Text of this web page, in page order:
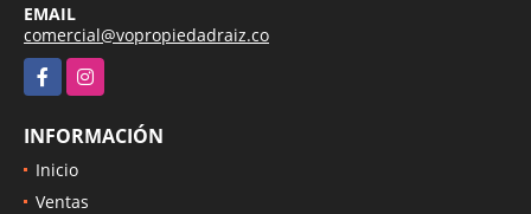
EMAIL
comercial@vopropiedadraiz.co
FacebookInstagram
INFORMACIÓN
Inicio
Ventas